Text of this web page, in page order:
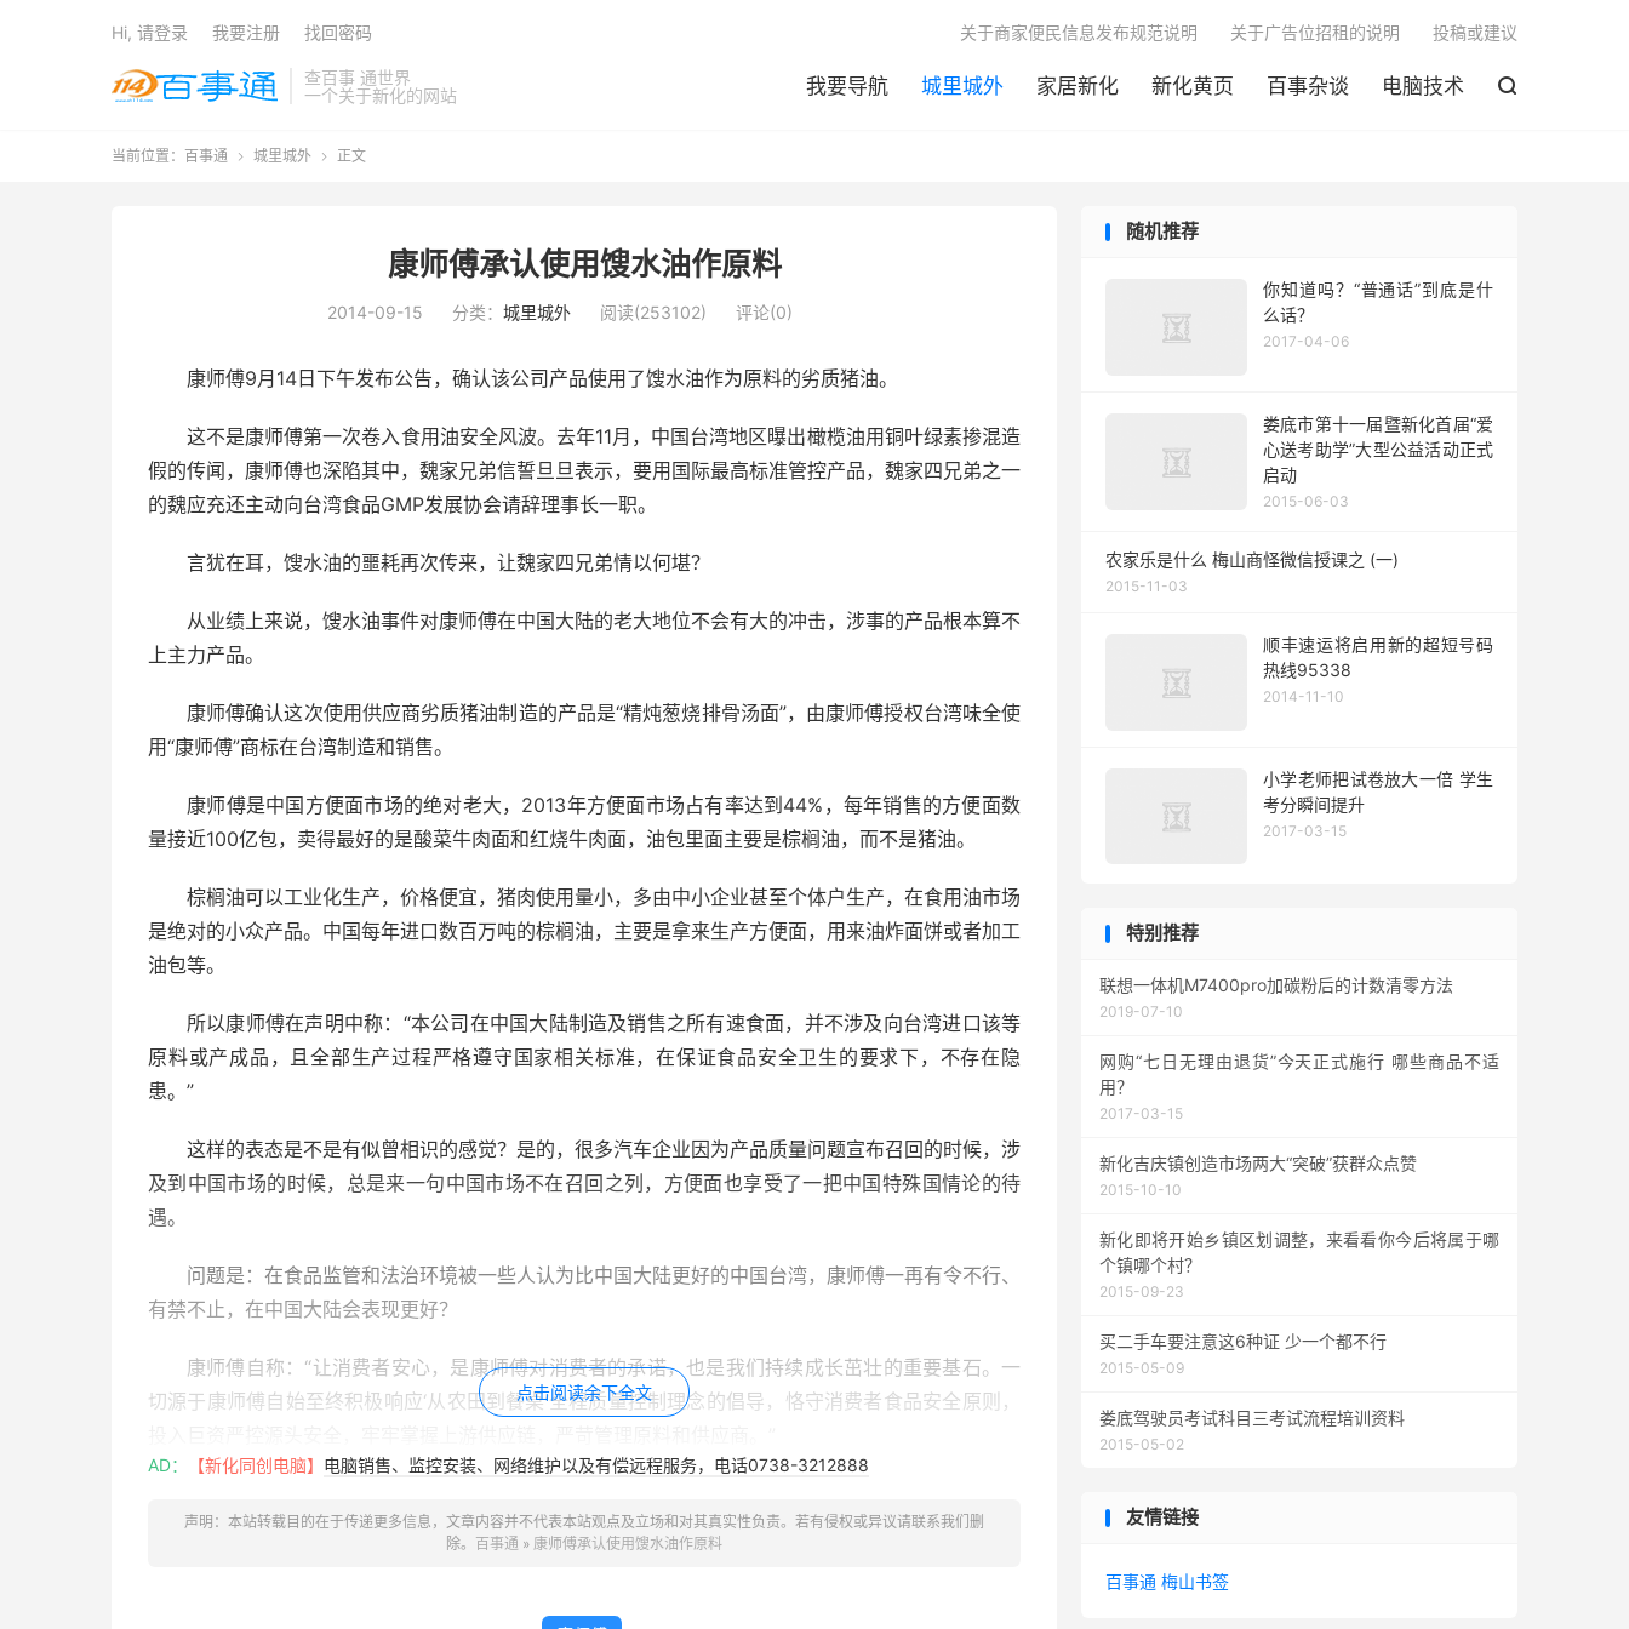
查百事 通世界
一个关于新化的网站
我要导航 城里城外 家居新化 新化黄页 百事杂谈 电脑技术 
关于商家便民信息发布规范说明 关于广告位招租的说明 投稿或建议
Hi, 请登录 我要注册 找回密码
当前位置： 百事通  城里城外  正文
康师傅承认使用馊水油作原料
2014-09-15 分类： 城里城外 阅读(253102) 评论(0)
康师傅9月14日下午发布公告，确认该公司产品使用了馊水油作为原料的劣质猪油。
这不是康师傅第一次卷入食用油安全风波。去年11月，中国台湾地区曝出橄榄油用铜叶绿素掺混造
假的传闻，康师傅也深陷其中，魏家兄弟信誓旦旦表示，要用国际最高标准管控产品，魏家四兄弟之一
的魏应充还主动向台湾食品GMP发展协会请辞理事长一职。
言犹在耳，馊水油的噩耗再次传来，让魏家四兄弟情以何堪？
从业绩上来说，馊水油事件对康师傅在中国大陆的老大地位不会有大的冲击，涉事的产品根本算不
上主力产品。
康师傅确认这次使用供应商劣质猪油制造的产品是“精炖葱烧排骨汤面”，由康师傅授权台湾味全使
用“康师傅”商标在台湾制造和销售。
康师傅是中国方便面市场的绝对老大，2013年方便面市场占有率达到44%，每年销售的方便面数
量接近100亿包，卖得最好的是酸菜牛肉面和红烧牛肉面，油包里面主要是棕榈油，而不是猪油。
棕榈油可以工业化生产，价格便宜，猪肉使用量小，多由中小企业甚至个体户生产，在食用油市场
是绝对的小众产品。中国每年进口数百万吨的棕榈油，主要是拿来生产方便面，用来油炸面饼或者加工
油包等。
所以康师傅在声明中称：“本公司在中国大陆制造及销售之所有速食面，并不涉及向台湾进口该等
原料或产成品，且全部生产过程严格遵守国家相关标准，在保证食品安全卫生的要求下，不存在隐
患。”
这样的表态是不是有似曾相识的感觉？是的，很多汽车企业因为产品质量问题宣布召回的时候，涉
及到中国市场的时候，总是来一句中国市场不在召回之列，方便面也享受了一把中国特殊国情论的待
遇。
问题是：在食品监管和法治环境被一些人认为比中国大陆更好的中国台湾，康师傅一再有令不行、
有禁不止，在中国大陆会表现更好？
康师傅自称：“让消费者安心，是康师傅对消费者的承诺，也是我们持续成长茁壮的重要基石。一
切源于康师傅自始至终积极响应‘从农田到餐桌’全程质量控制理念的倡导，恪守消费者食品安全原则，
长魏应充表示，坚持食品是老实人做的生意，也是一个良心事业，父亲也教导经营事业要童叟无欺，四
魏应充还说，经过这次事件后，为避免重蹈覆辙，决定采取一条龙管理，从溯源管原料的采购，决
点击阅读余下全文
AD： 【新化同创电脑】 电脑销售、监控安装、网络维护以及有偿远程服务，电话0738-3212888
声明：本站转载目的在于传递更多信息，文章内容并不代表本站观点及立场和对其真实性负责。若有侵权或异议请联系我们删
除。 百事通 » 康师傅承认使用馊水油作原料
随机推荐
你知道吗？“普通话”到底是什
么话？
2017-04-06
娄底市第十一届暨新化首届“爱
心送考助学”大型公益活动正式
启动
2015-06-03
农家乐是什么 梅山商怪微信授课之 (一)
2015-11-03
顺丰速运将启用新的超短号码
热线95338
2014-11-10
小学老师把试卷放大一倍 学生
考分瞬间提升
2017-03-15
特别推荐
联想一体机M7400pro加碳粉后的计数清零方法
2019-07-10
网购“七日无理由退货”今天正式施行 哪些商品不适
用？
2017-03-15
新化吉庆镇创造市场两大“突破”获群众点赞
2015-10-10
新化即将开始乡镇区划调整，来看看你今后将属于哪
个镇哪个村？
2015-09-23
买二手车要注意这6种证 少一个都不行
2015-05-09
娄底驾驶员考试科目三考试流程培训资料
2015-05-02
友情链接
百事通 梅山书签